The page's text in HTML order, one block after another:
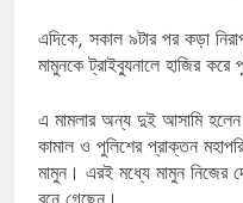
এদিকে, সকাল ৯টার পর কড়া
মামুনকে ট্রাইব্যুনালে হাজির করে
এ মামলার অন্য দুই আসামি হলেন
কামাল ও পুলিশের প্রাক্তন
মামুন। এরই মধ্যে মামুন নিজের